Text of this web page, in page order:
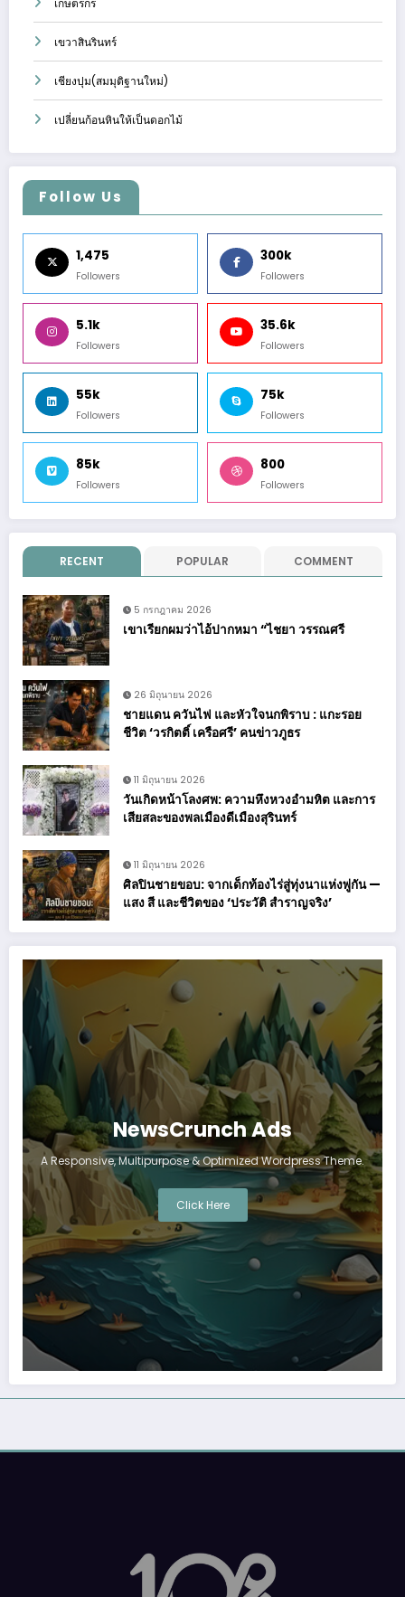
เกษตรกร
เขวาสินรินทร์
เชียงปุม(สมมุติฐานใหม่)
เปลี่ยนก้อนหินให้เป็นดอกไม้
Follow Us
1,475
Followers
300k
Followers
5.1k
Followers
35.6k
Followers
55k
Followers
75k
Followers
85k
Followers
800
Followers
RECENT POPULAR COMMENT
5 กรกฎาคม 2026
เขาเรียกผมว่าไอ้ปากหมา “ไชยา วรรณศรี
26 มิถุนายน 2026
ชายแดน ควันไฟ และหัวใจนกพิราบ : แกะรอย
ชีวิต ‘วรกิตติ์ เครือศรี’ คนข่าวภูธร
11 มิถุนายน 2026
วันเกิดหน้าโลงศพ: ความหึงหวงอำมหิต และการ
เสียสละของพลเมืองดีเมืองสุรินทร์
11 มิถุนายน 2026
ศิลปินชายขอบ: จากเด็กท้องไร่สู่ทุ่งนาแห่งพู่กัน —
แสง สี และชีวิตของ ‘ประวัติ สำราญจริง’
NewsCrunch Ads
A Responsive, Multipurpose & Optimized Wordpress Theme.
Click Here